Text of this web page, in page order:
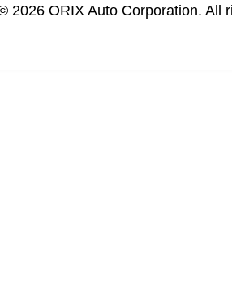
2026 ORIX Auto Corporation. All